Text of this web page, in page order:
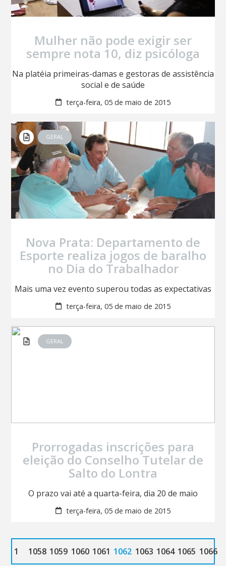
Mulher não pode exigir ser
sempre nota 10, diz psicóloga
Na platéia primeiras-damas e gestoras de assistência
social e de saúde
terça-feira, 05 de maio de 2015
GERAL
Nova Prata: Departamento de
Esporte realiza jogos de baralho
no Dia do Trabalhador
Mais uma vez evento superou todas as expectativas
terça-feira, 05 de maio de 2015
GERAL
Prorrogadas inscrições para
eleição do Conselho Tutelar de
Salto do Lontra
O prazo vai até a quarta-feira, dia 20 de maio
terça-feira, 05 de maio de 2015
1 1058 1059 1060 1061 1062 1063 1064 1065 1066